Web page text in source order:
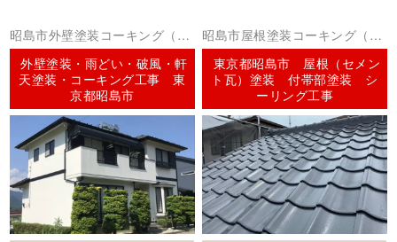
昭島市外壁塗装コーキング（シ
ーリング）
外壁塗装・雨どい・破風・軒
天塗装・コーキング工事 東
京都昭島市
昭島市屋根塗装コーキング（シ
ーリング）
東京都昭島市 屋根（セメン
ト瓦）塗装 付帯部塗装 シ
ーリング工事